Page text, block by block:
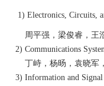
1) Electronics, Circuits,
周平强，梁俊睿，王
2) Communications
丁峙，杨旸，袁晓军，
3) Information and Signal